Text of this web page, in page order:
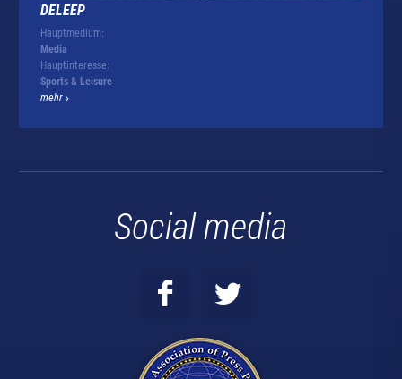
DELEEP
Hauptmedium:
Media
Hauptinteresse:
Sports & Leisure
mehr
Social media